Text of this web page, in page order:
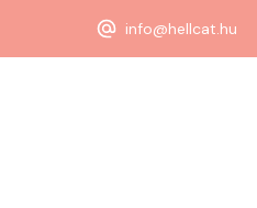
info@hellcat.hu